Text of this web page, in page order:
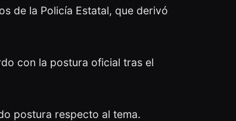
de la Policía Estatal, que derivó
con la postura oficial tras el
postura respecto al tema.